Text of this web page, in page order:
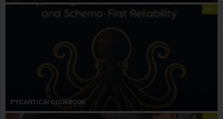
libri
PYDANTICAI COOKBOOK